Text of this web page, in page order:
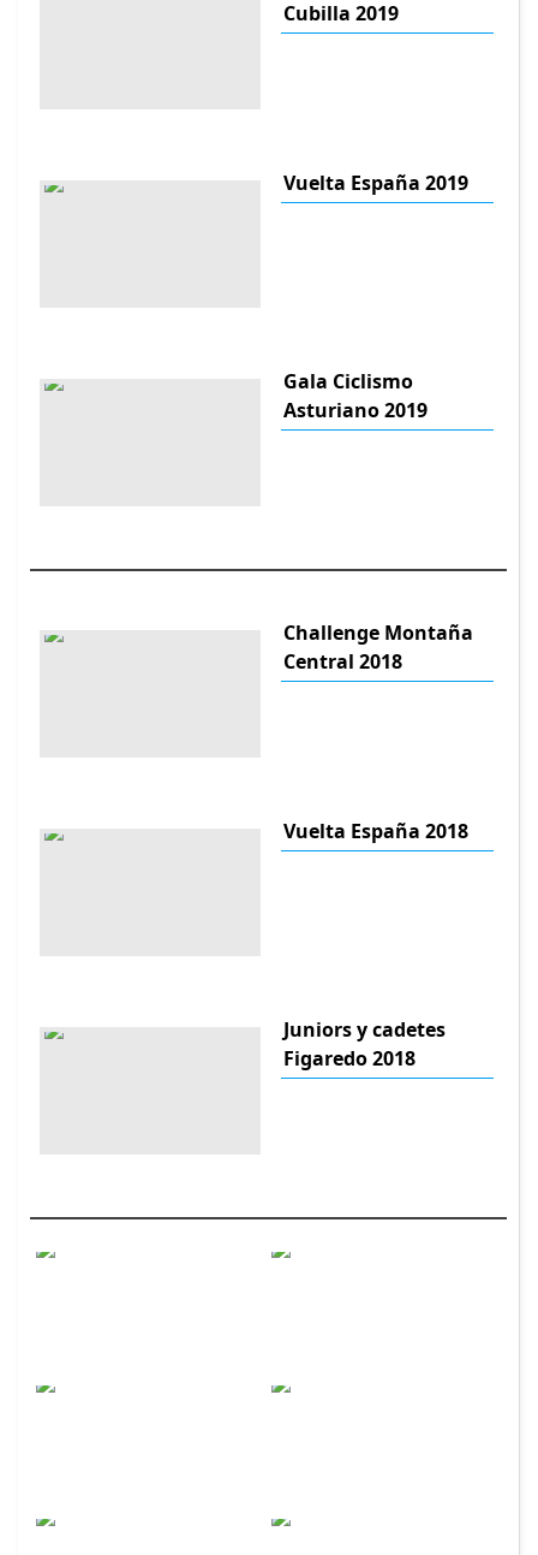
Cubilla 2019
Vuelta España 2019
Gala Ciclismo
Asturiano 2019
Challenge Montaña
Central 2018
Vuelta España 2018
Juniors y cadetes
Figaredo 2018